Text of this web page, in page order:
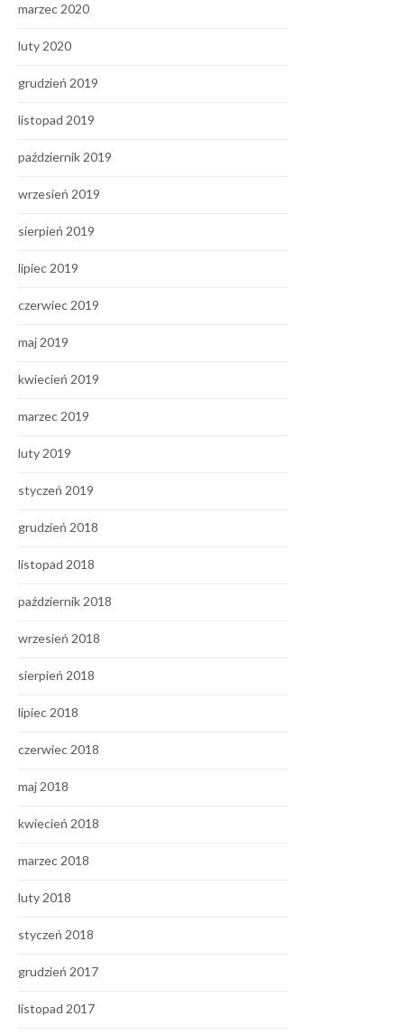
marzec 2020
luty 2020
grudzień 2019
listopad 2019
październik 2019
wrzesień 2019
sierpień 2019
lipiec 2019
czerwiec 2019
maj 2019
kwiecień 2019
marzec 2019
luty 2019
styczeń 2019
grudzień 2018
listopad 2018
październik 2018
wrzesień 2018
sierpień 2018
lipiec 2018
czerwiec 2018
maj 2018
kwiecień 2018
marzec 2018
luty 2018
styczeń 2018
grudzień 2017
listopad 2017